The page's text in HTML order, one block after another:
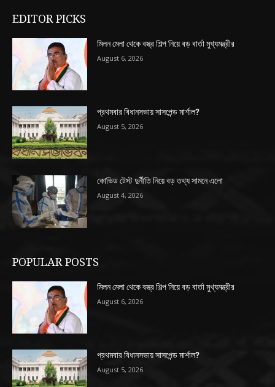
EDITOR PICKS
মিলন মেলা থেকে বস্ত্র শিল্প নিয়ে বড় বার্তা মুখ্যমন্ত্রীর
August 6, 2026
প্রথমবার বিধানসভায় সাসপেন্ড মার্শাল?
August 5, 2026
কোভিড টেস্ট দুর্নীতি নিয়ে বড় তথ্য সামনে এলো
August 4, 2026
POPULAR POSTS
মিলন মেলা থেকে বস্ত্র শিল্প নিয়ে বড় বার্তা মুখ্যমন্ত্রীর
August 6, 2026
প্রথমবার বিধানসভায় সাসপেন্ড মার্শাল?
August 5, 2026